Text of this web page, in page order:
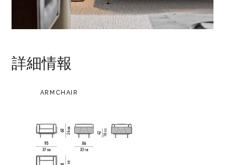
詳細情報
ARMCHAIR